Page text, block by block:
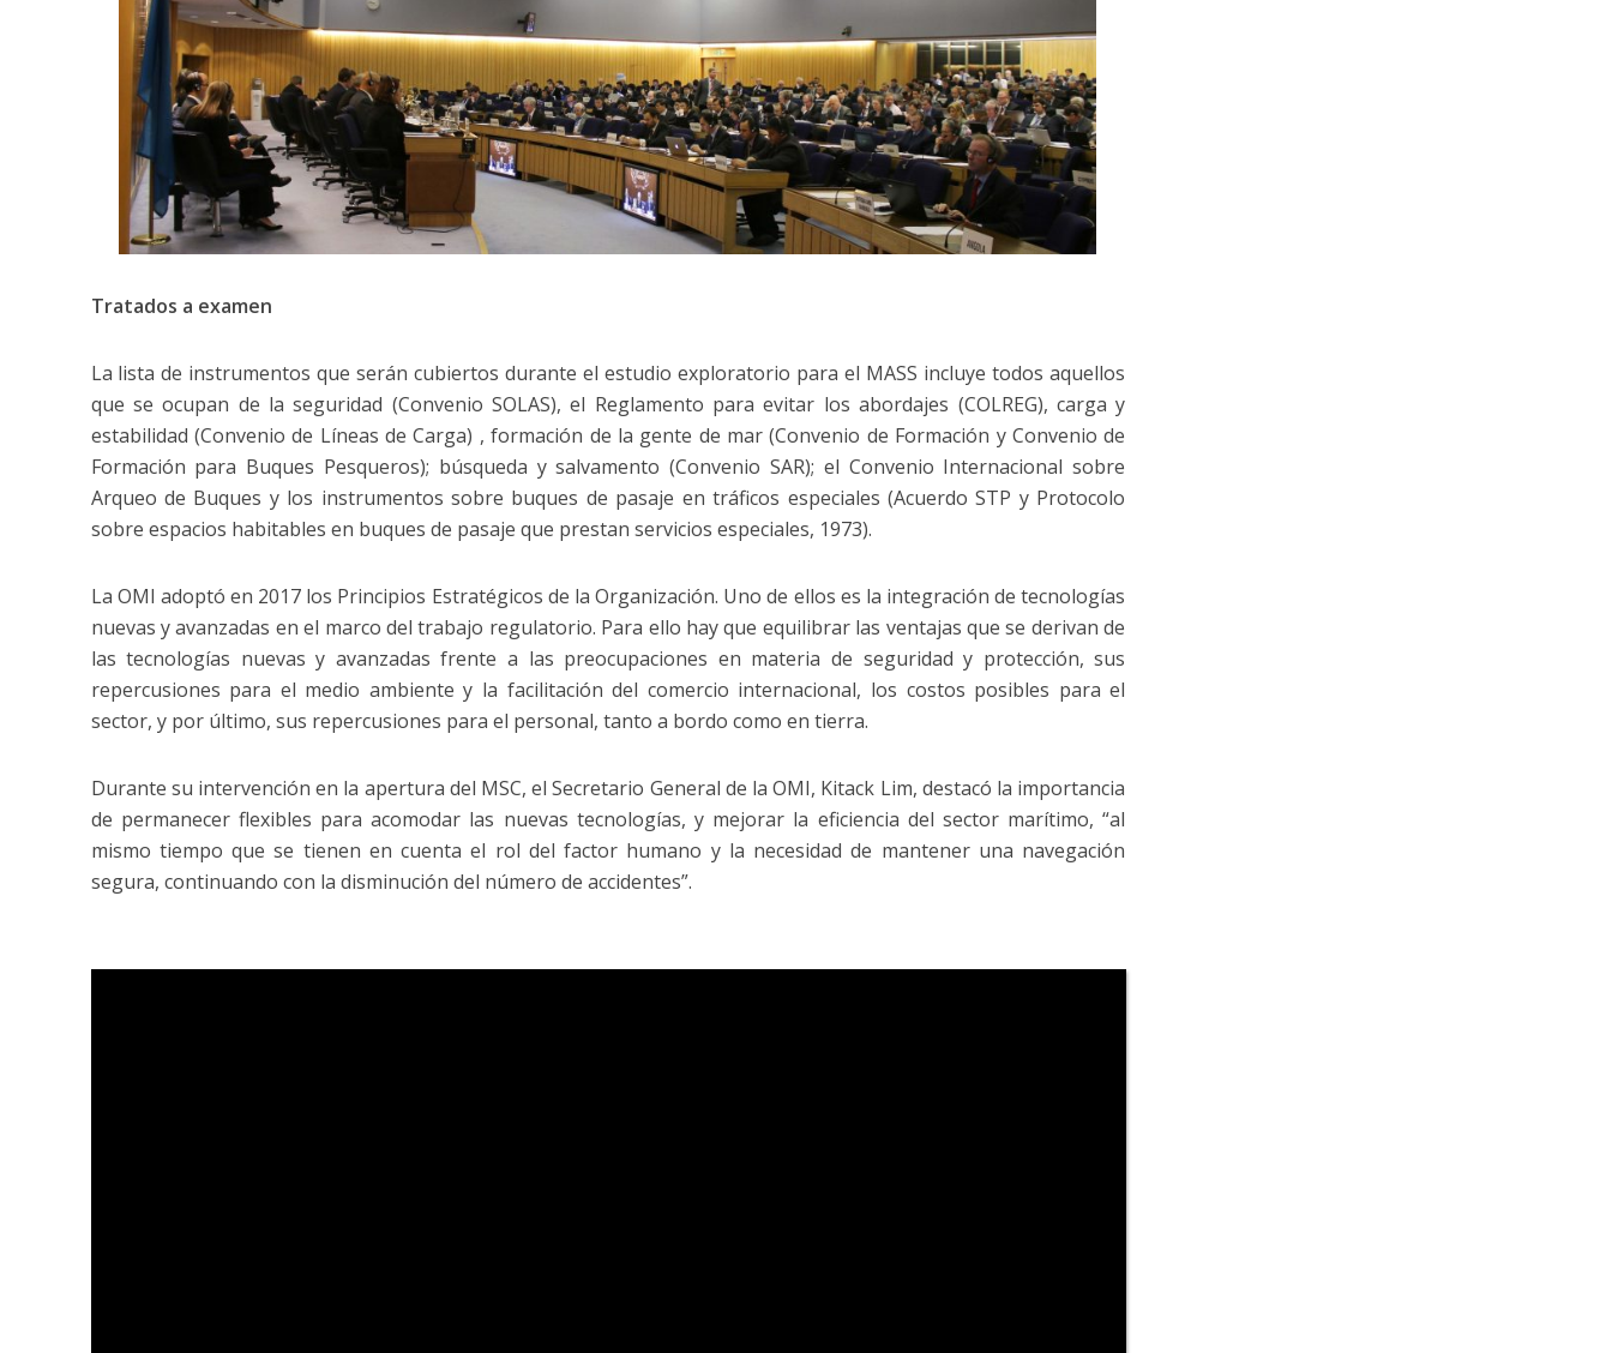
Tratados a examen
La lista de instrumentos que serán cubiertos durante el estudio exploratorio para el MASS incluye todos aquellos
que se ocupan de la seguridad (Convenio SOLAS), el Reglamento para evitar los abordajes (COLREG), carga y
estabilidad (Convenio de Líneas de Carga) , formación de la gente de mar (Convenio de Formación y Convenio de
Formación para Buques Pesqueros); búsqueda y salvamento (Convenio SAR); el Convenio Internacional sobre
Arqueo de Buques y los instrumentos sobre buques de pasaje en tráficos especiales (Acuerdo STP y Protocolo
sobre espacios habitables en buques de pasaje que prestan servicios especiales, 1973).
La OMI adoptó en 2017 los Principios Estratégicos de la Organización. Uno de ellos es la integración de tecnologías
nuevas y avanzadas en el marco del trabajo regulatorio. Para ello hay que equilibrar las ventajas que se derivan de
las tecnologías nuevas y avanzadas frente a las preocupaciones en materia de seguridad y protección, sus
repercusiones para el medio ambiente y la facilitación del comercio internacional, los costos posibles para el
sector, y por último, sus repercusiones para el personal, tanto a bordo como en tierra.
Durante su intervención en la apertura del MSC, el Secretario General de la OMI, Kitack Lim, destacó la importancia
de permanecer flexibles para acomodar las nuevas tecnologías, y mejorar la eficiencia del sector marítimo, “al
mismo tiempo que se tienen en cuenta el rol del factor humano y la necesidad de mantener una navegación
segura, continuando con la disminución del número de accidentes”.